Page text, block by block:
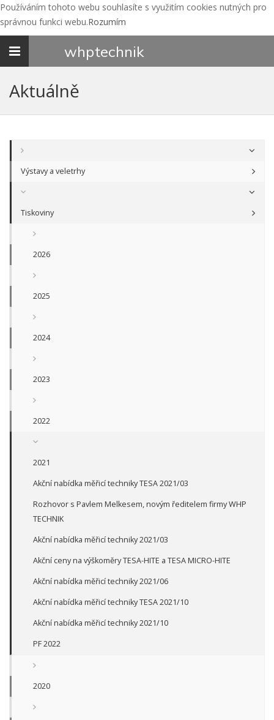
Používáním tohoto webu souhlasíte s využitím cookies nutných pro
správnou funkci webu.Rozumím
Toggle
whptechnik
Aktuálně
Výstavy a veletrhy
Tiskoviny
2026
2025
2024
2023
2022
2021
Akční nabídka měřicí techniky TESA 2021/03
Rozhovor s Pavlem Melkesem, novým ředitelem firmy WHP
TECHNIK
Akční nabídka měřicí techniky 2021/03
Akční ceny na výškoměry TESA-HITE a TESA MICRO-HITE
Akční nabídka měřicí techniky 2021/06
Akční nabídka měřicí techniky TESA 2021/10
Akční nabídka měřicí techniky 2021/10
PF 2022
2020